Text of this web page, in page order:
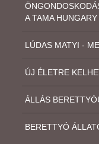
A TAMA
LÚDAS MATYI -
ÚJ ÉLETRE
ÁLLÁS
BERETTYÓ